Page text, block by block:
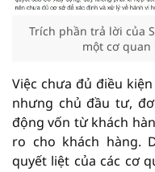
Trích phần trả lời của
một cơ quan
Việc chưa đủ điều
nhưng chủ đầu tư,
động vốn từ khách
ro cho khách hàng.
quyết liệt của các cơ